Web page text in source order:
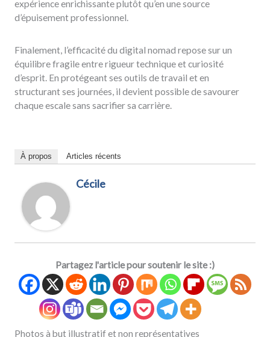
expérience enrichissante plutôt qu’en une source
d’épuisement professionnel.
Finalement, l’efficacité du digital nomad repose sur un
équilibre fragile entre rigueur technique et curiosité
d’esprit. En protégeant ses outils de travail et en
structurant ses journées, il devient possible de savourer
chaque escale sans sacrifier sa carrière.
À propos Articles récents
Cécile
Partagez l'article pour soutenir le site :)
Photos à but illustratif et non représentatives